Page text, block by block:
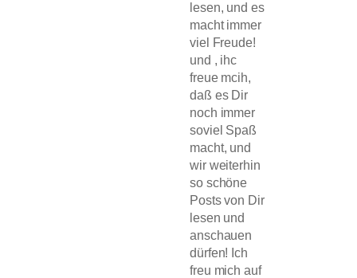
lesen, und es
macht immer
viel Freude!
und , ihc
freue mcih,
daß es Dir
noch immer
soviel Spaß
macht, und
wir weiterhin
so schöne
Posts von Dir
lesen und
anschauen
dürfen! Ich
freu mich auf